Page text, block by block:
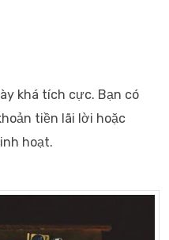
khá tích cực. Bạn có
tiền lãi lời hoặc
hoạt.